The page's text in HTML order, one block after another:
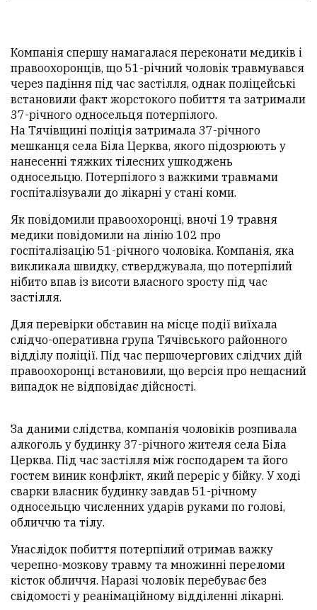
Компанія спершу намагалася переконати медиків і
правоохоронців, що 51-річний чоловік травмувався
через падіння під час застілля, однак поліцейські
встановили факт жорстокого побиття та затримали
37-річного односельця потерпілого.
На Тячівщині поліція затримала 37-річного
мешканця села Біла Церква, якого підозрюють у
нанесенні тяжких тілесних ушкоджень
односельцю. Потерпілого з важкими травмами
госпіталізували до лікарні у стані коми.
Як повідомили правоохоронці, вночі 19 травня
медики повідомили на лінію 102 про
госпіталізацію 51-річного чоловіка. Компанія, яка
викликала швидку, стверджувала, що потерпілий
нібито впав із висоти власного зросту під час
застілля.
Для перевірки обставин на місце події виїхала
слідчо-оперативна група Тячівського районного
відділу поліції. Під час першочергових слідчих дій
правоохоронці встановили, що версія про нещасний
випадок не відповідає дійсності.
За даними слідства, компанія чоловіків розпивала
алкоголь у будинку 37-річного жителя села Біла
Церква. Під час застілля між господарем та його
гостем виник конфлікт, який переріс у бійку. У ході
сварки власник будинку завдав 51-річному
односельцю численних ударів руками по голові,
обличчю та тілу.
Унаслідок побиття потерпілий отримав важку
черепно-мозкову травму та множинні переломи
кісток обличчя. Наразі чоловік перебуває без
свідомості у реанімаційному відділенні лікарні.